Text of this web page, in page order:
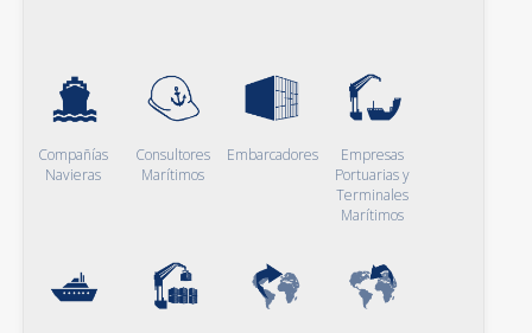
Compañías
Navieras
Consultores
Marítimos
Embarcadores
Empresas
Portuarias y
Terminales
Marítimos